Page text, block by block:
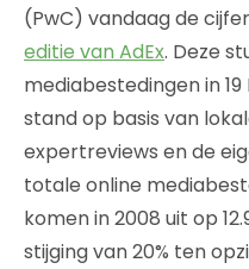
(PwC) vandaag de
editie van AdEx. Deze
mediabestedingen in
stand op basis van
expertreviews en de
totale online
komen in 2008 uit op
stijging van 20% ten